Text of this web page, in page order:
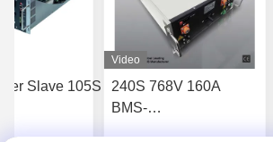
Slave 105S
Video
240S 768V 160A
BMS-